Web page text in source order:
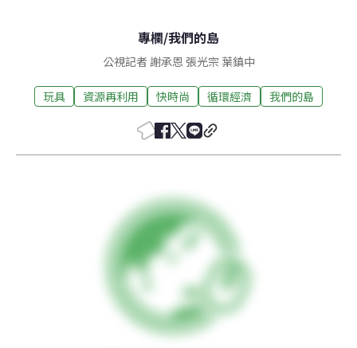
專欄/我們的島
公視記者 謝承恩 張光宗 葉鎮中
玩具 資源再利用 快時尚 循環經濟 我們的島